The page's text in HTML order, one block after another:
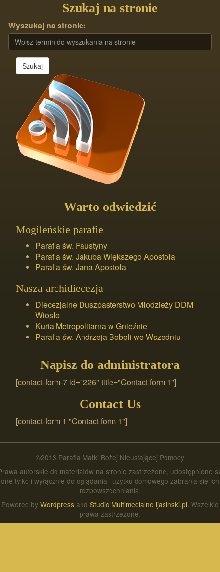
Szukaj na stronie
Wyszukaj na stronie:
Szukaj
Warto odwiedzić
Mogileńskie parafie
Parafia św. Faustyny
Parafia św. Jakuba Większego Apostoła
Parafia św. Jana Apostoła
Nasza archidiecezja
Diecezjalne Duszpasterstwo Młodzieży DDM
Wiosło
Kuria Metropolitarna w Gnieźnie
Parafia św. Andrzeja Boboli we Wszedniu
Napisz do administratora
[contact-form-7 id="226" title="Contact form 1"]
Contact Us
[contact-form 1 "Contact form 1"]
©2013 Parafia Matki Bożej Nieustającej Pomocy
autorskie do materiałów na stronie zastrzeżone, udostępnione
one tylko i wyłącznie do oglądania i użytku domowego zabrania się ich
rozpowszechniania.
Powered by Wordpress and Studio Multimedialne ljasinski.pl. Wszelkie
prawa zastrzeżone.